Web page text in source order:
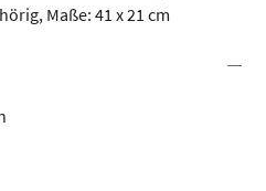
Maße: 41 x 21 cm